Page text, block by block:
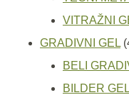
VITRAŽNI
GRADIVNI GEL
BELI
BILDER